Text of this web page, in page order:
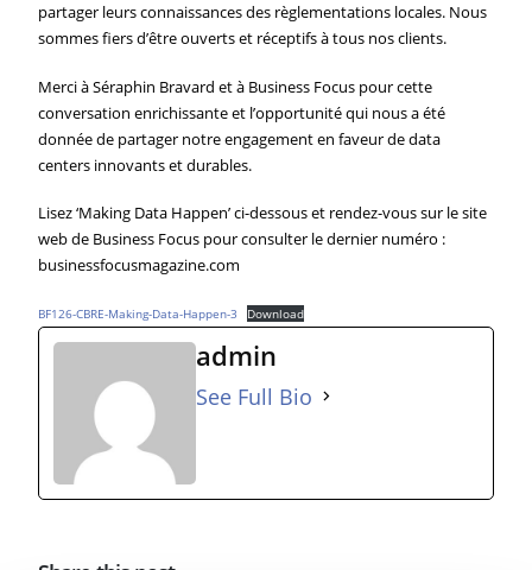
partager leurs connaissances des règlementations locales. Nous
sommes fiers d’être ouverts et réceptifs à tous nos clients.
Merci à Séraphin Bravard et à Business Focus pour cette
conversation enrichissante et l’opportunité qui nous a été
donnée de partager notre engagement en faveur de data
centers innovants et durables.
Lisez ‘Making Data Happen’ ci-dessous et rendez-vous sur le site
web de Business Focus pour consulter le dernier numéro :
businessfocusmagazine.com
BF126-CBRE-Making-Data-Happen-3 Download
admin
See Full Bio